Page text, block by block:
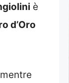
è
d’Oro